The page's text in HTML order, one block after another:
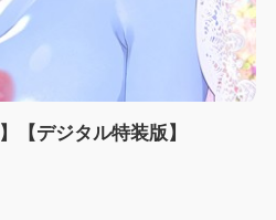
【デジタル特装版】